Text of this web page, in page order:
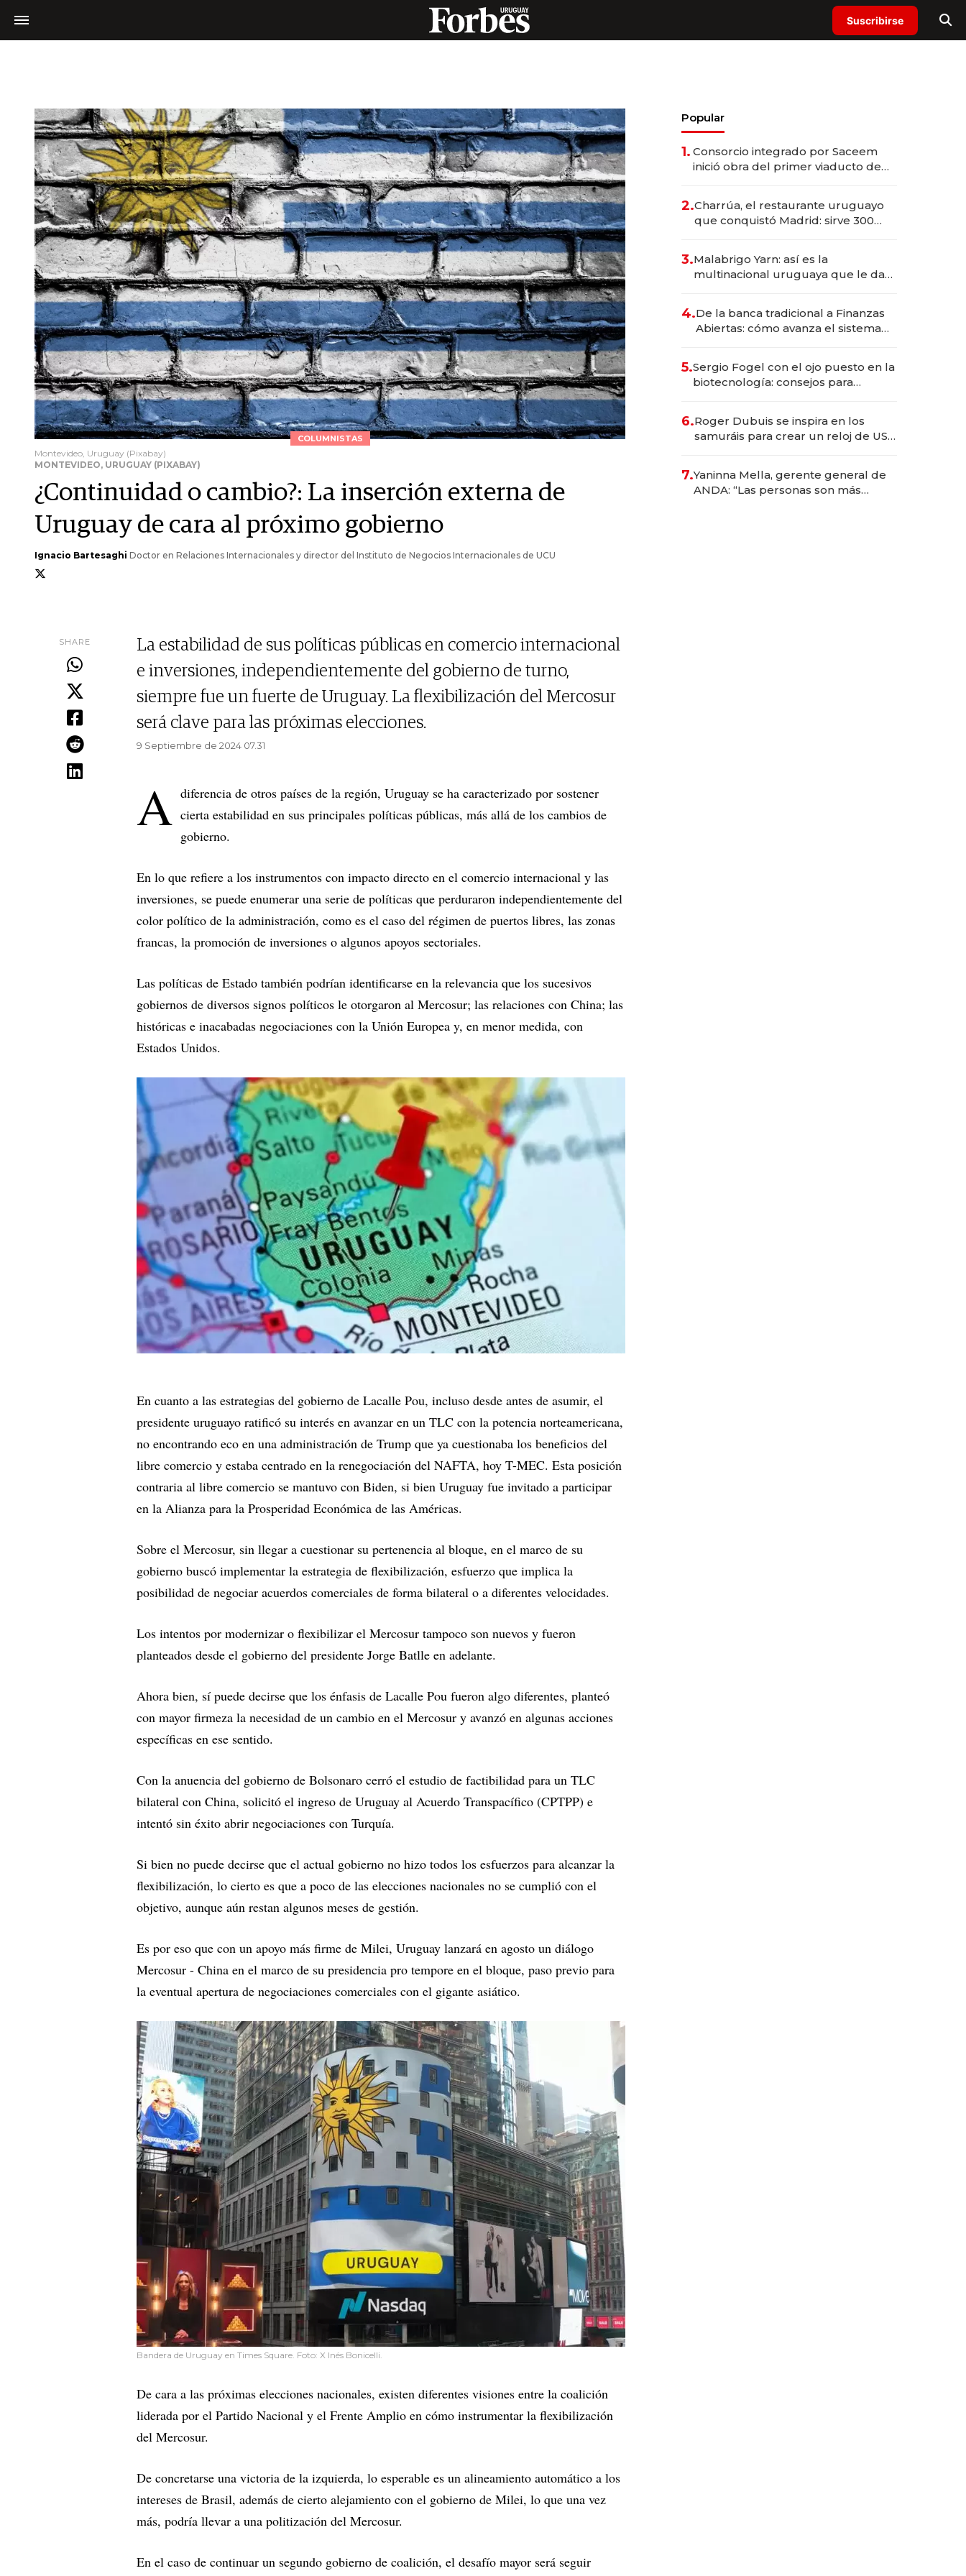
Suscribirse
COLUMNISTAS
Montevideo, Uruguay (Pixabay)
MONTEVIDEO, URUGUAY (PIXABAY)
¿Continuidad o cambio?: La inserción externa de
Uruguay de cara al próximo gobierno
Ignacio Bartesaghi Doctor en Relaciones Internacionales y director del Instituto de Negocios Internacionales de UCU
SHARE
La estabilidad de sus políticas públicas en comercio internacional
e inversiones, independientemente del gobierno de turno,
siempre fue un fuerte de Uruguay. La flexibilización del Mercosur
será clave para las próximas elecciones.
9 Septiembre de 2024 07.31
A diferencia de otros países de la región, Uruguay se ha caracterizado por sostener
cierta estabilidad en sus principales políticas públicas, más allá de los cambios de
gobierno.
En lo que refiere a los instrumentos con impacto directo en el comercio internacional y las
inversiones, se puede enumerar una serie de políticas que perduraron independientemente del
color político de la administración, como es el caso del régimen de puertos libres, las zonas
francas, la promoción de inversiones o algunos apoyos sectoriales.
Las políticas de Estado también podrían identificarse en la relevancia que los sucesivos
gobiernos de diversos signos políticos le otorgaron al Mercosur; las relaciones con China; las
históricas e inacabadas negociaciones con la Unión Europea y, en menor medida, con
Estados Unidos.
En cuanto a las estrategias del gobierno de Lacalle Pou, incluso desde antes de asumir, el
presidente uruguayo ratificó su interés en avanzar en un TLC con la potencia norteamericana,
no encontrando eco en una administración de Trump que ya cuestionaba los beneficios del
libre comercio y estaba centrado en la renegociación del NAFTA, hoy T-MEC. Esta posición
contraria al libre comercio se mantuvo con Biden, si bien Uruguay fue invitado a participar
en la Alianza para la Prosperidad Económica de las Américas.
Sobre el Mercosur, sin llegar a cuestionar su pertenencia al bloque, en el marco de su
gobierno buscó implementar la estrategia de flexibilización, esfuerzo que implica la
posibilidad de negociar acuerdos comerciales de forma bilateral o a diferentes velocidades.
Los intentos por modernizar o flexibilizar el Mercosur tampoco son nuevos y fueron
planteados desde el gobierno del presidente Jorge Batlle en adelante.
Ahora bien, sí puede decirse que los énfasis de Lacalle Pou fueron algo diferentes, planteó
con mayor firmeza la necesidad de un cambio en el Mercosur y avanzó en algunas acciones
específicas en ese sentido.
Con la anuencia del gobierno de Bolsonaro cerró el estudio de factibilidad para un TLC
bilateral con China, solicitó el ingreso de Uruguay al Acuerdo Transpacífico (CPTPP) e
intentó sin éxito abrir negociaciones con Turquía.
Si bien no puede decirse que el actual gobierno no hizo todos los esfuerzos para alcanzar la
flexibilización, lo cierto es que a poco de las elecciones nacionales no se cumplió con el
objetivo, aunque aún restan algunos meses de gestión.
Es por eso que con un apoyo más firme de Milei, Uruguay lanzará en agosto un diálogo
Mercosur - China en el marco de su presidencia pro tempore en el bloque, paso previo para
la eventual apertura de negociaciones comerciales con el gigante asiático.
Bandera de Uruguay en Times Square. Foto: X Inés Bonicelli.
De cara a las próximas elecciones nacionales, existen diferentes visiones entre la coalición
liderada por el Partido Nacional y el Frente Amplio en cómo instrumentar la flexibilización
del Mercosur.
De concretarse una victoria de la izquierda, lo esperable es un alineamiento automático a los
intereses de Brasil, además de cierto alejamiento con el gobierno de Milei, lo que una vez
más, podría llevar a una politización del Mercosur.
En el caso de continuar un segundo gobierno de coalición, el desafío mayor será seguir
Popular
1. Consorcio integrado por Saceem
inició obra del primer viaducto de
millones
2.Charrúa, el restaurante uruguayo
que conquistó Madrid: sirve 300
prepara apertura
3.Malabrigo Yarn: así es la
multinacional uruguaya que le da
4.De la banca tradicional a Finanzas
Abiertas: cómo avanza el sistema
5.Sergio Fogel con el ojo puesto en la
biotecnología: consejos para
6.Roger Dubuis se inspira en los
samuráis para crear un reloj de US$
7.Yaninna Mella, gerente general de
ANDA: “Las personas son más